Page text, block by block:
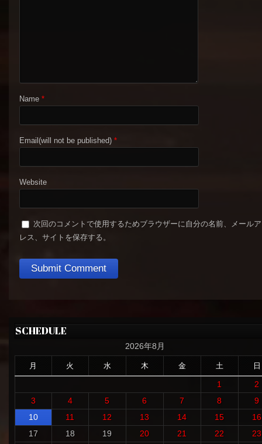
Name *
Email(will not be published) *
Website
次回のコメントで使用するためブラウザーに自分の名前、メール
レス、サイトを保存する。
SCHEDULE
2026年8月
月 火 水 木 金 土 日
1
2
3
4 5 6 7 8
9
10
11 12 13 14 15
16
17
18 19 20 21 22
23